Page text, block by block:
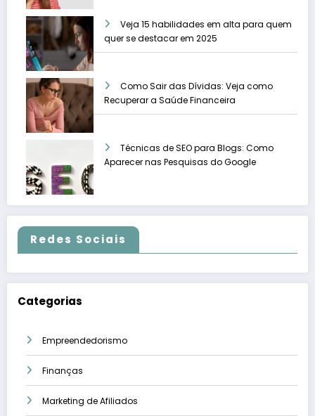
Veja 15 habilidades em alta para quem
quer se destacar em 2025
Como Sair das Dívidas: Veja como
Recuperar a Saúde Financeira
Técnicas de SEO para Blogs: Como
Aparecer nas Pesquisas do Google
Redes Sociais
Categorias
Empreendedorismo
Finanças
Marketing de Afiliados